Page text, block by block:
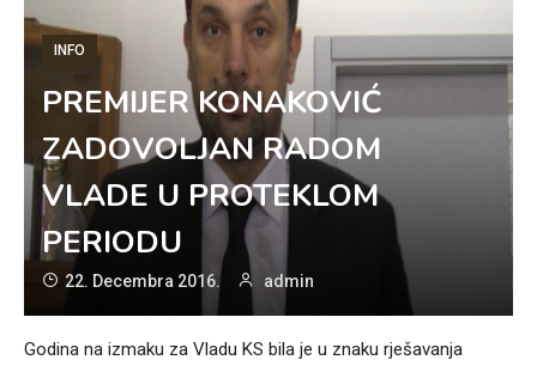
INFO
PREMIJER KONAKOVIĆ
ZADOVOLJAN RADOM
VLADE U PROTEKLOM
PERIODU
22. Decembra 2016. admin
Godina na izmaku za Vladu KS bila je u znaku rješavanja